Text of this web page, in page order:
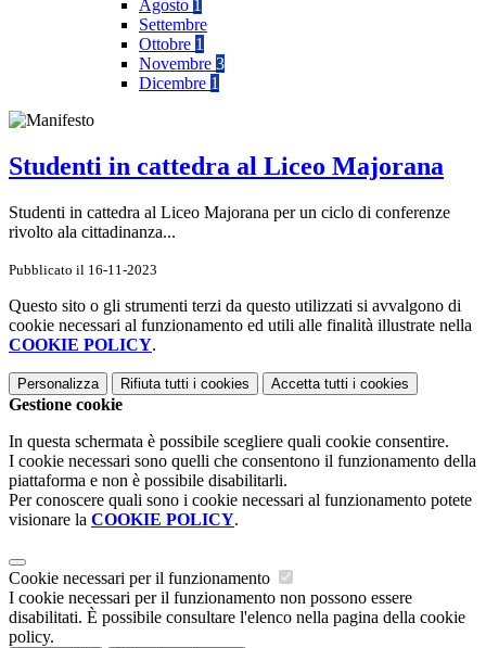
Agosto 1
Settembre
Ottobre 1
Novembre 3
Dicembre 1
Studenti in cattedra al Liceo Majorana
Studenti in cattedra al Liceo Majorana per un ciclo di conferenze
rivolto ala cittadinanza...
Pubblicato il 16-11-2023
Questo sito o gli strumenti terzi da questo utilizzati si avvalgono di
cookie necessari al funzionamento ed utili alle finalità illustrate nella
COOKIE POLICY.
Personalizza Rifiuta tutti i cookies Accetta tutti i cookies
Gestione cookie
In questa schermata è possibile scegliere quali cookie consentire.
I cookie necessari sono quelli che consentono il funzionamento della
piattaforma e non è possibile disabilitarli.
Per conoscere quali sono i cookie necessari al funzionamento potete
visionare la COOKIE POLICY.
Cookie necessari per il funzionamento
I cookie necessari per il funzionamento non possono essere
disabilitati. È possibile consultare l'elenco nella pagina della cookie
policy.